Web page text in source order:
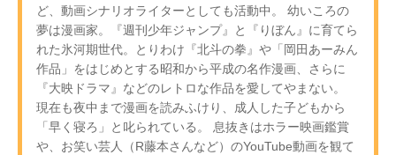
ど、動画シナリオライターとしても活動中。 幼いころの
夢は漫画家。『週刊少年ジャンプ』と『りぼん』に育てら
れた氷河期世代。とりわけ『北斗の拳』や「岡田あーみん
作品」をはじめとする昭和から平成の名作漫画、さらに
『大映ドラマ』などのレトロな作品を愛してやまない。
現在も夜中まで漫画を読みふけり、成人した子どもから
「早く寝ろ」と叱られている。 息抜きはホラー映画鑑賞
や、お笑い芸人（R藤本さんなど）のYouTube動画を観て